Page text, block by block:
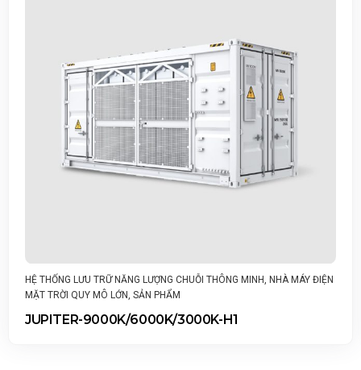
MINH,NHÀ MÁY ĐIỆN
H1
SẢN PHẨM,THƯƠNG MẠI & CÔNG
LUNA2000-161-2S11